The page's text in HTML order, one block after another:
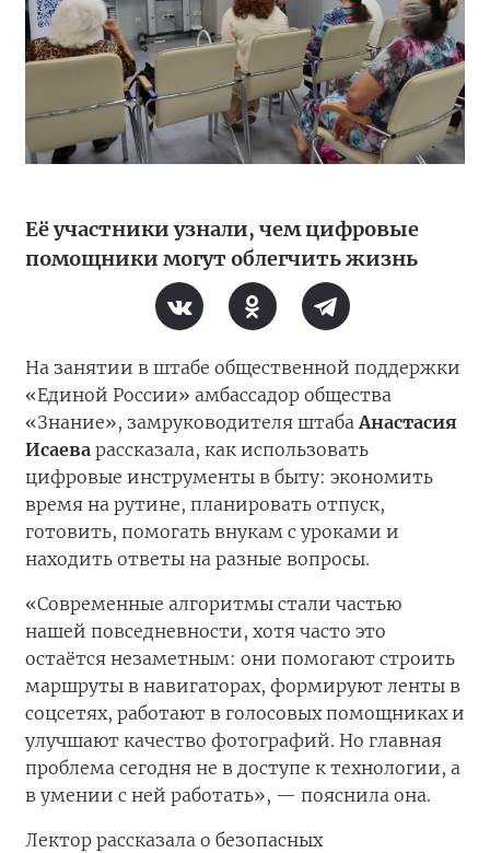
Её участники узнали, чем цифровые
помощники могут облегчить жизнь
На занятии в штабе общественной поддержки
«Единой России» амбассадор общества
«Знание», замруководителя штабаАнастасия
Исаева рассказала, как использовать
цифровые инструменты в быту: экономить
время на рутине, планировать отпуск,
готовить, помогать внукам с уроками и
находить ответы на разные вопросы.
«Современные алгоритмы стали частью
нашей повседневности, хотя часто это
остаётся незаметным: они помогают строить
маршруты в навигаторах, формируют ленты в
соцсетях, работают в голосовых помощниках и
улучшают качество фотографий. Но главная
проблема сегодня не в доступе к технологии, а
в умении с ней работать», — пояснила она.
Лектор рассказала о безопасных